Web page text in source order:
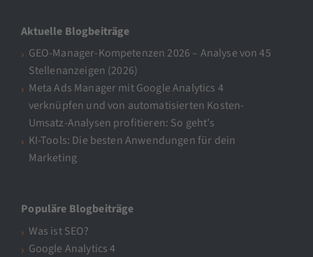
Aktuelle Blogbeiträge
GEO-Manager-Kompetenzen 2026 – Analyse von 45
Stellenanzeigen (2026)
Meta Ads Manager mit Google Analytics 4
verknüpfen und von automatisierten Kosten-
Umsatz-Analysen profitieren: So geht’s
KI-Tools: Die besten Anwendungen für dein
Marketing
Populäre Blogbeiträge
Was ist SEO?
Google Analytics 4